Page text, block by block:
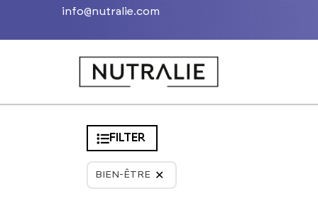
info@nutralie.com
FILTER
BIEN-ÊTRE ✕